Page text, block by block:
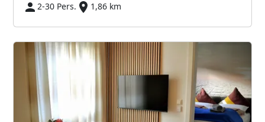
2-30 Pers.
1,86 km